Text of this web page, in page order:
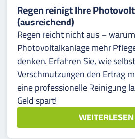
Regen reinigt Ihre
(ausreichend)
Regen reicht nicht aus –
Photovoltaikanlage mehr
denken. Erfahren Sie, wie
Verschmutzungen den Ertrag
eine professionelle Reinigung
Geld spart!